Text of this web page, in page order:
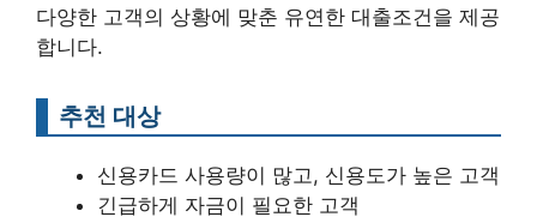
다양한 고객의 상황에 맞춘 유연한 대출조건을 제공
합니다.
추천 대상
신용카드 사용량이 많고, 신용도가 높은 고객
긴급하게 자금이 필요한 고객